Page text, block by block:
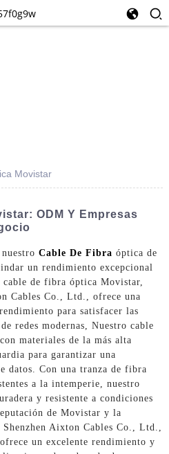
Movistar
ODM Y Empresas
Cable De Fibra óptica de
un rendimiento excepcional
de fibra óptica Movistar,
Cables Co., Ltd., ofrece una
para satisfacer las
redes modernas, Nuestro cable
materiales de la más alta
para garantizar una
datos. Con una tranza de fibra
a la intemperie, nuestro
y resistente a condiciones
de Movistar y la
Aixton Cables Co., Ltd.,
un excelente rendimiento y